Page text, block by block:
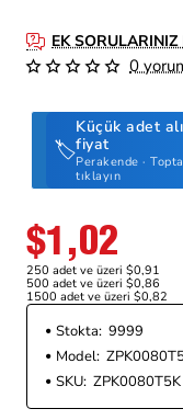
EK SORULARINIZ
🏷️
Küçük adet
fiyat
Perakende ·
tıklayın
0
$1,02
250 adet ve üzeri $0,91
500 adet ve üzeri $0,86
1500 adet ve üzeri $0,82
Stokta: 9999
Model:
SKU: ZPK0080T5K